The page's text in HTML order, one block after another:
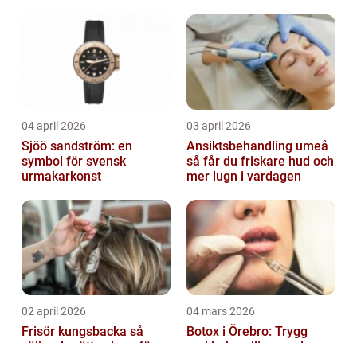
04 april 2026
Sjöö sandström: en
symbol för svensk
urmakarkonst
03 april 2026
Ansiktsbehandling umeå
så får du friskare hud och
mer lugn i vardagen
02 april 2026
Frisör kungsbacka så
04 mars 2026
Botox i Örebro: Trygg